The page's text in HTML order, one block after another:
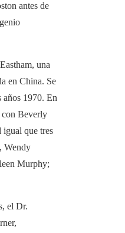
antes de
una
en China. Se
1970. En
con Beverly
igual que tres
Wendy
Murphy;
el Dr.